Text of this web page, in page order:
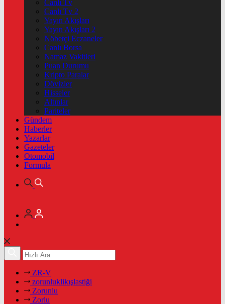
Canlı Tv
Canlı Tv 2
Yayın Akışları
Yayın Akışları 2
Nöbetçi Eczaneler
Canlı Borsa
Namaz Vakitleri
Puan Durumu
Kripto Paralar
Dövizler
Hisseler
Altınlar
Pariteler
Gündem
Haberler
Yazarlar
Gazeteler
Otomobil
Formula
ZR-V
zorunluklikışlastiği
Zorunlu
Zorlu